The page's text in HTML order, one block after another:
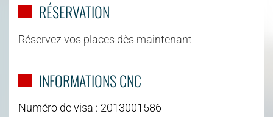
RÉSERVATION
Réservez vos places dès maintenant
INFORMATIONS CNC
Numéro de visa : 2013001586